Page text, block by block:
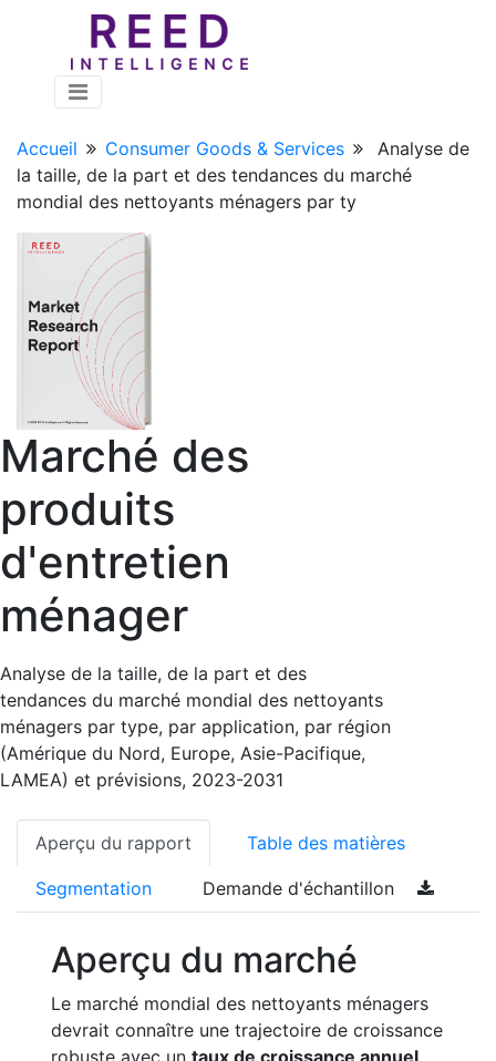
Accueil Consumer Goods & Services
Analyse de
la taille, de la part et des tendances du marché
mondial des nettoyants ménagers par ty
Marché des
produits
d'entretien
ménager
Analyse de la taille, de la part et des
tendances du marché mondial des nettoyants
ménagers par type, par application, par région
(Amérique du Nord, Europe, Asie-Pacifique,
LAMEA) et prévisions, 2023-2031
Aperçu du rapport Table des matières
Segmentation Demande d'échantillon
Aperçu du marché
Le marché mondial des nettoyants ménagers
devrait connaître une trajectoire de croissance
robuste avec un taux de croissance annuel